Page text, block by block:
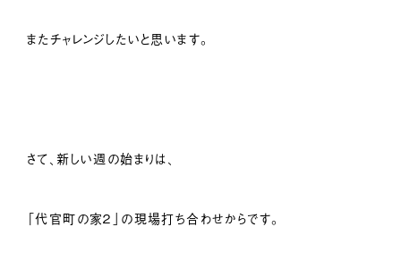
またチャレンジしたいと思います。
さて、新しい週の始まりは、
「代官町の家２」の現場打ち合わせからです。